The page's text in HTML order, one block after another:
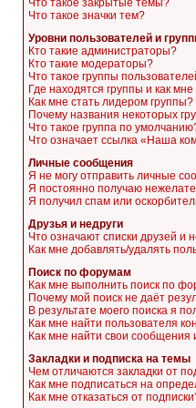
Что такое закрытые темы?
Что такое значки тем?
Уровни пользователей и
Кто такие администраторы?
Кто такие модераторы?
Что такое группы
Где находятся группы и как мне
Как мне стать лидером группы?
Почему названия некоторых
Что такое группа по
Что означает ссылка «Наша
Личные сообщения
Я не могу отправить личные
Я постоянно получаю
Я получил спам или
Друзья и недруги
Что означают списки друзей и
Как мне добавлять/удалять
Поиск по форумам
Как мне выполнить поиск по
Почему мой поиск не даёт
В результате моего поиска я
Как мне найти пользователя
Как мне найти свои
Закладки и подписка на темы
Чем отличаются закладки от
Как мне подписаться на
Как мне отказаться от